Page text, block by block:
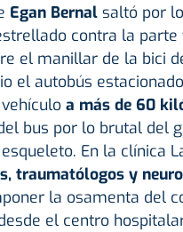
Egan Bernal saltó por
contra la
el manillar de la bici
el autobús
a más de 60
bus por lo brutal del
En la clínica
traumatólogos y
la osamenta del
el centro